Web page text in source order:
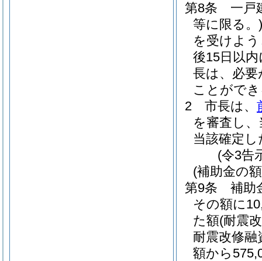
第8条
一戸
等に限る。)
を受けよ
後15日以
長は、必
ことがで
2
市長は、
を審査し
当該確定
(令3告
(補助金の
第9条
補助
その額に
た額(耐震
耐震改修
額から